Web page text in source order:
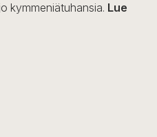
kymmeniätuhansia. Lue